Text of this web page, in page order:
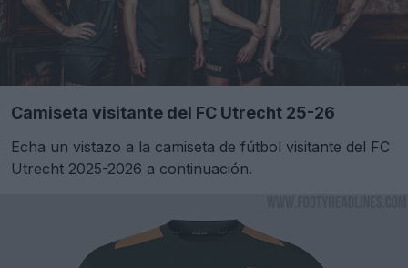
Camiseta visitante del FC Utrecht 25-26
Echa un vistazo a la camiseta de fútbol visitante del FC
Utrecht 2025-2026 a continuación.